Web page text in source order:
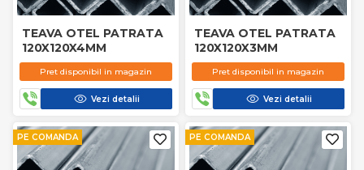
TEAVA OTEL PATRATA
120X120X4MM
Pret disponibil in magazin
Vezi detalii
TEAVA OTEL PATRATA
120X120X3MM
Pret disponibil in magazin
Vezi detalii
PE COMANDA PE COMANDA